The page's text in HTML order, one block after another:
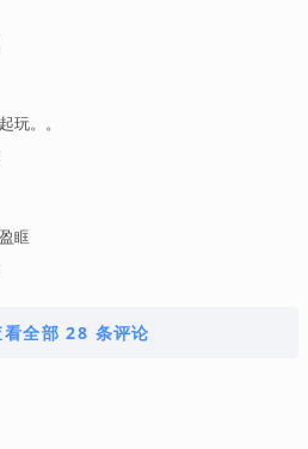
玩。。
眶
看全部 28 条评论